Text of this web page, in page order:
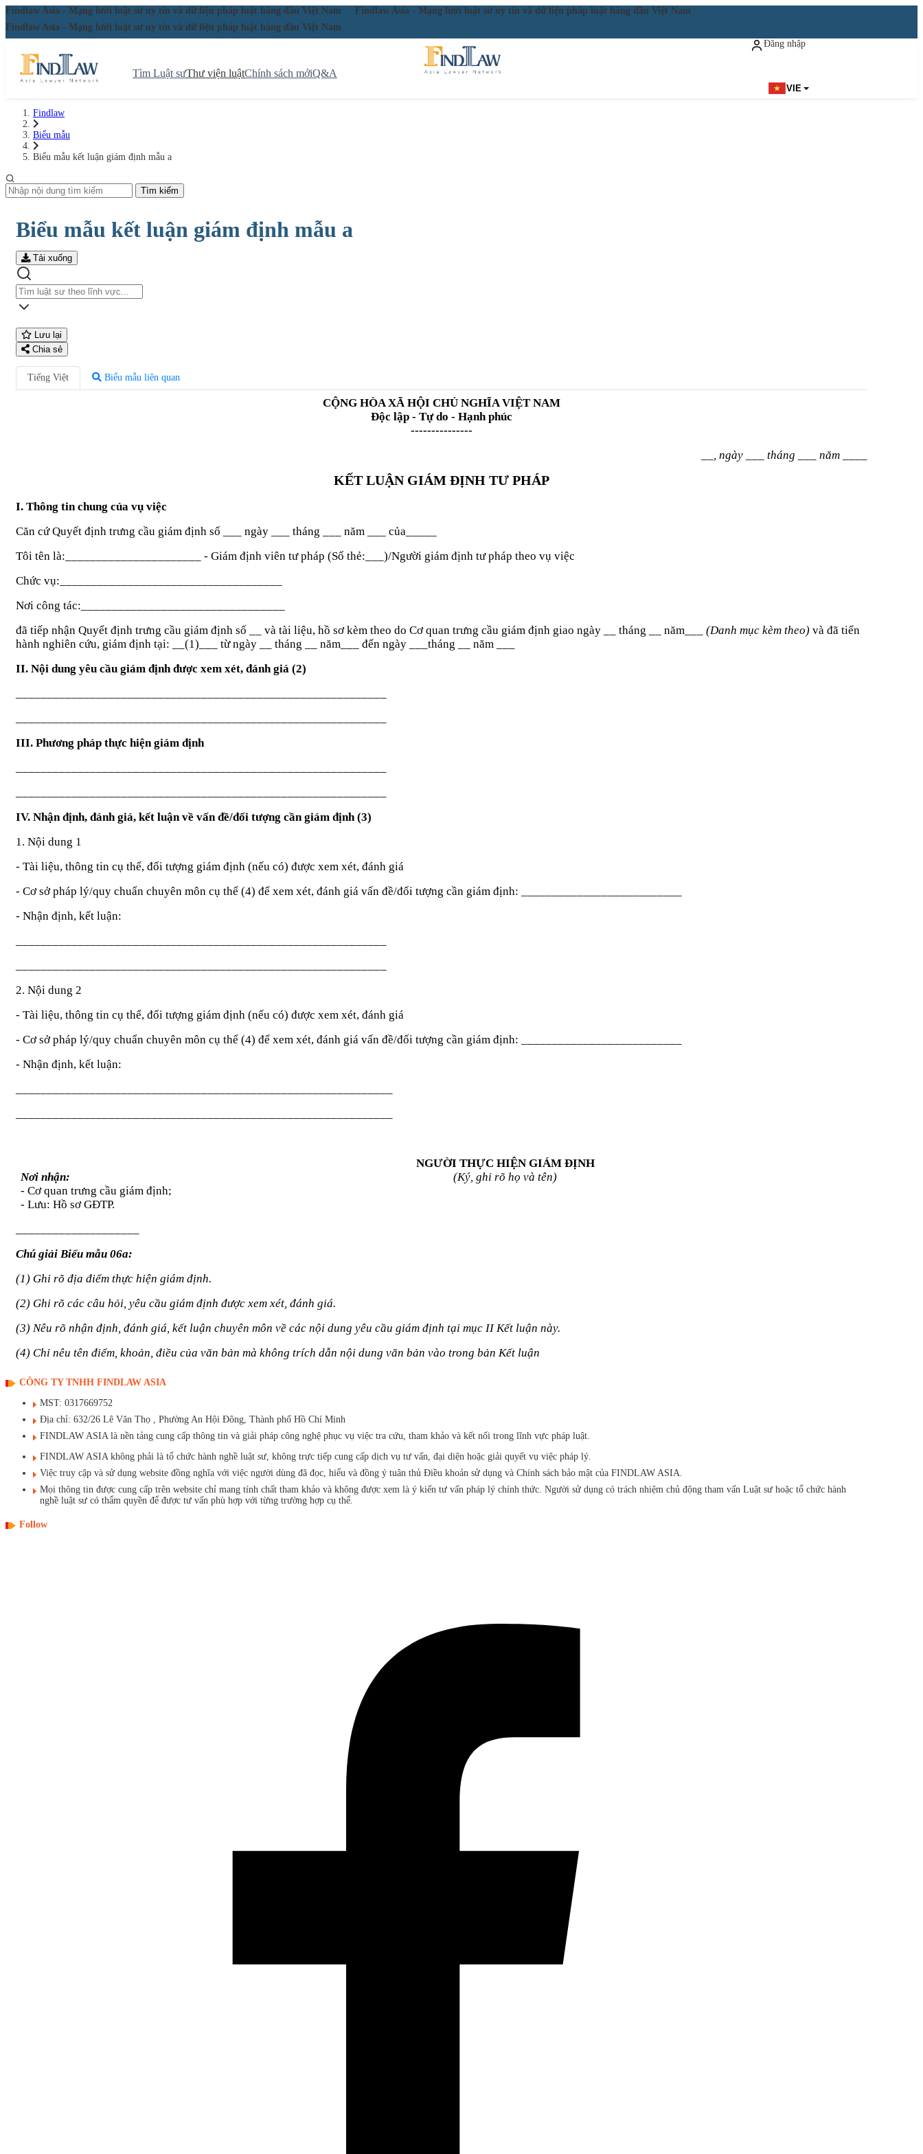
Findlaw Asia - Mạng lưới luật sư uy tín và dữ liệu pháp luật hàng đầu Việt Nam
Findlaw Asia - Mạng lưới luật sư uy tín và dữ liệu pháp luật hàng đầu Việt Nam
Findlaw Asia - Mạng lưới luật sư uy tín và dữ liệu pháp luật hàng đầu Việt Nam
Đăng nhập
VIE
Tìm Luật sưThư viện luậtChính sách mớiQ&A
Findlaw
Biểu mẫu
Biểu mẫu kết luận giám định mẫu a
Tìm kiếm
Biểu mẫu kết luận giám định mẫu a
Tải xuống
Lưu lại
Chia sẻ
Tiếng Việt Biểu mẫu liên quan
CỘNG HÒA XÃ HỘI CHỦ NGHĨA VIỆT NAM
Độc lập - Tự do - Hạnh phúc
---------------
, ngày tháng năm
KẾT LUẬN GIÁM ĐỊNH TƯ PHÁP
I. Thông tin chung của vụ việc
Căn cứ Quyết định trưng cầu giám định số
ngày tháng năm của
Tôi tên là:
- Giám định viên tư pháp (Số thẻ:
)/Người giám định tư pháp theo vụ việc
Chức vụ:
Nơi công tác:
đã tiếp nhận Quyết định trưng cầu giám định số
và tài liệu, hồ sơ kèm theo do Cơ quan trưng cầu giám định giao ngày tháng năm (Danh mục kèm theo) và đã tiến
hành nghiên cứu, giám định tại:
(1) từ ngày tháng năm đến ngày tháng năm
II. Nội dung yêu cầu giám định được xem xét, đánh giá (2)
III. Phương pháp thực hiện giám định
IV. Nhận định, đánh giá, kết luận về vấn đề/đối tượng cần giám định (3)
1. Nội dung 1
- Tài liệu, thông tin cụ thể, đối tượng giám định (nếu có) được xem xét, đánh giá
- Cơ sở pháp lý/quy chuẩn chuyên môn cụ thể (4) để xem xét, đánh giá vấn đề/đối tượng cần giám định:
- Nhận định, kết luận:
2. Nội dung 2
- Tài liệu, thông tin cụ thể, đối tượng giám định (nếu có) được xem xét, đánh giá
- Cơ sở pháp lý/quy chuẩn chuyên môn cụ thể (4) để xem xét, đánh giá vấn đề/đối tượng cần giám định:
- Nhận định, kết luận:
Nơi nhận:
- Cơ quan trưng cầu giám định;
- Lưu: Hồ sơ GĐTP.
NGƯỜI THỰC HIỆN GIÁM ĐỊNH
(Ký, ghi rõ họ và tên)
Chú giải Biểu mẫu 06a:
(1) Ghi rõ địa điểm thực hiện giám định.
(2) Ghi rõ các câu hỏi, yêu cầu giám định được xem xét, đánh giá.
(3) Nêu rõ nhận định, đánh giá, kết luận chuyên môn về các nội dung yêu cầu giám định tại mục II Kết luận này.
(4) Chỉ nêu tên điểm, khoản, điều của văn bản mà không trích dẫn nội dung văn bản vào trong bản Kết luận
CÔNG TY TNHH FINDLAW ASIA
MST: 0317669752
Địa chỉ: 632/26 Lê Văn Thọ , Phường An Hội Đông, Thành phố Hồ Chí Minh
FINDLAW ASIA là nền tảng cung cấp thông tin và giải pháp công nghệ phục vụ việc tra cứu, tham khảo và kết nối trong lĩnh vực pháp luật.
FINDLAW ASIA không phải là tổ chức hành nghề luật sư, không trực tiếp cung cấp dịch vụ tư vấn, đại diện hoặc giải quyết vụ việc pháp lý.
Việc truy cập và sử dụng website đồng nghĩa với việc người dùng đã đọc, hiểu và đồng ý tuân thủ Điều khoản sử dụng và Chính sách bảo mật của FINDLAW ASIA.
Mọi thông tin được cung cấp trên website chỉ mang tính chất tham khảo và không được xem là ý kiến tư vấn pháp lý chính thức. Người sử dụng có trách nhiệm chủ động tham vấn Luật sư hoặc tổ chức hành
nghề luật sư có thẩm quyền để được tư vấn phù hợp với từng trường hợp cụ thể.
Follow